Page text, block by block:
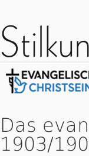
Das
1903/